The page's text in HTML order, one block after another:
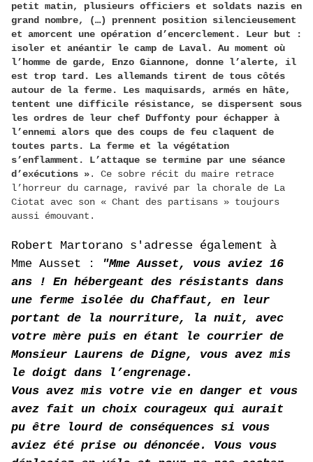
petit matin, plusieurs officiers et soldats nazis en
grand nombre, (…) prennent position silencieusement
et amorcent une opération d’encerclement. Leur but :
isoler et anéantir le camp de Laval. Au moment où
l’homme de garde, Enzo Giannone, donne l’alerte, il
est trop tard. Les allemands tirent de tous côtés
autour de la ferme. Les maquisards, armés en hâte,
tentent une difficile résistance, se dispersent sous
les ordres de leur chef Duffonty pour échapper à
l’ennemi alors que des coups de feu claquent de
toutes parts. La ferme et la végétation
s’enflamment. L’attaque se termine par une séance
d’exécutions ». Ce sobre récit du maire retrace
l’horreur du carnage, ravivé par la chorale de La
Ciotat avec son « Chant des partisans » toujours
aussi émouvant.
Robert Martorano s'adresse également à
Mme Ausset :
"Mme Ausset, vous aviez 16
ans ! En hébergeant des résistants dans
une ferme isolée du Chaffaut, en leur
portant de la nourriture, la nuit, avec
votre mère puis en étant le courrier de
Monsieur Laurens de Digne, vous avez mis
le doigt dans l’engrenage.
Vous avez mis votre vie en danger et vous
avez fait un choix courageux qui aurait
pu être lourd de conséquences si vous
aviez été prise ou dénoncée. Vous vous